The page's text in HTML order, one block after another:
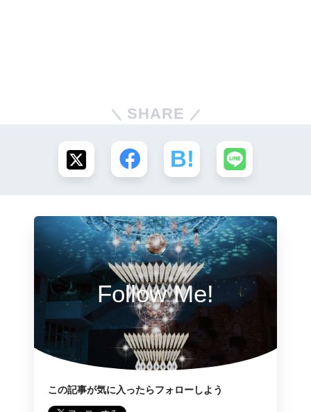
SHARE
Follow Me!
この記事が気に入ったらフォローしよう